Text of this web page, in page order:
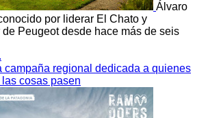
Álvaro
por liderar El Chato y
Peugeot desde hace más de seis
campaña regional dedicada a quienes
cosas pasen